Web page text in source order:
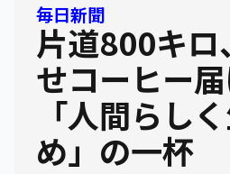
毎日新聞
片道800キロ
せコーヒー
「人間らし
め」の一杯